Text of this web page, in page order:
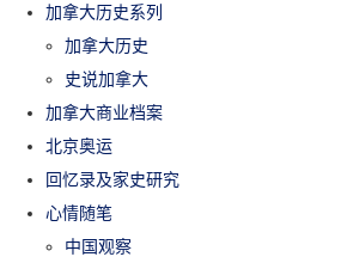
加拿大历史系列
加拿大历史
史说加拿大
加拿大商业档案
北京奥运
回忆录及家史研究
心情随笔
中国观察